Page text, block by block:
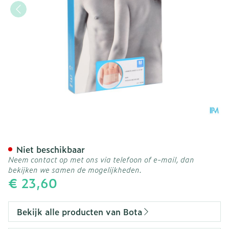
€ 23,60
Niet beschikbaar
Neem contact op met ons via telefoon of e-mail, dan
bekijken we samen de mogelijkheden.
Bekijk alle producten van Bota